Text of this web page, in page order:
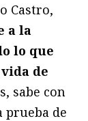
Castro,
a la
lo que
de
sabe con
prueba de